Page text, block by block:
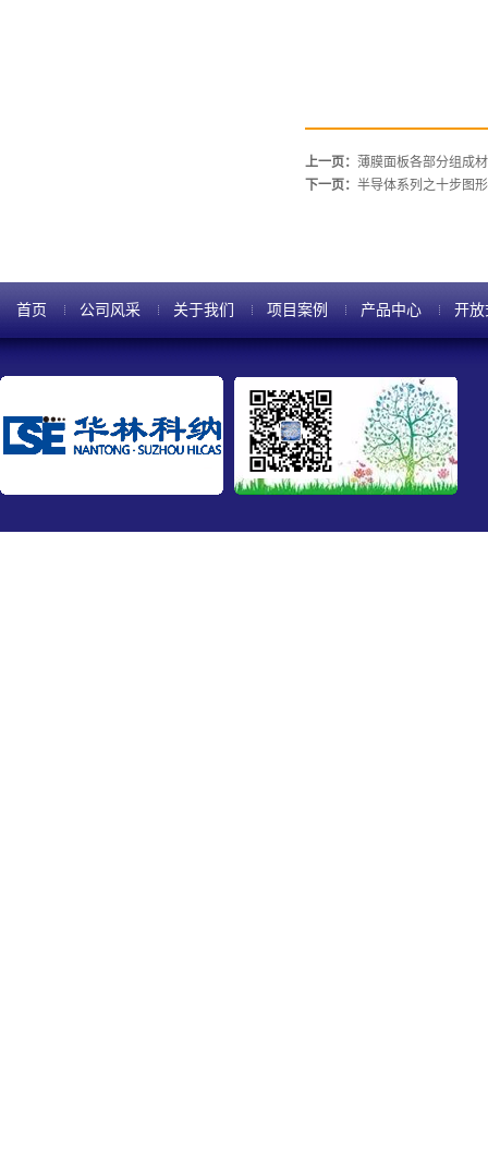
上一页： 薄膜面板各部分组成
下一页： 半导体系列之十步图
首页 公司风采 关于我们 项目案例 产品中心 开放